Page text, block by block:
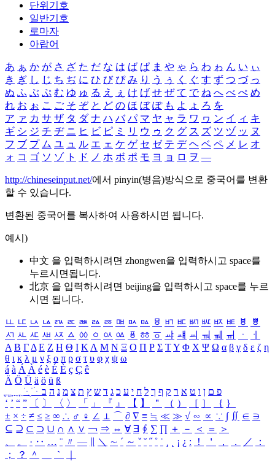
단위기호
일반기호
로마자
아랍어
あ ぁ か が さ ざ た だ な は ば ぱ ま や ゃ ら わ ゎ ん い ぃ
き ぎ し じ ち ぢ に ひ び ぴ み り う ぅ く ぐ す ず つ づ っ
ぬ ふ ぶ ぷ む ゆ ゅ る え ぇ け げ せ ぜ て で ね へ べ ぺ め
れ お ぉ こ ご そ ぞ と ど の ほ ぼ ぽ も よ ょ ろ を
ア ァ カ サ ザ タ ダ ナ ハ バ パ マ ヤ ャ ラ ワ ヮ ン イ ィ キ
ギ シ ジ チ ヂ ニ ヒ ビ ピ ミ リ ウ ゥ ク グ ス ズ ツ ヅ ッ ヌ
フ ブ プ ム ユ ュ ル エ ェ ケ ゲ セ ゼ テ デ ヘ ベ ペ メ レ オ
ォ コ ゴ ソ ゾ ト ド ノ ホ ボ ポ モ ヨ ョ ロ ヲ ―
http://chineseinput.net/에서 pinyin(병음)방식으로 중국어를 변환
할 수 있습니다.
변환된 중국어를 복사하여 사용하시면 됩니다.
예시)
中文 을 입력하시려면 zhongwen을 입력하시고 space를
누르시면됩니다.
北京 을 입력하시려면 beijing을 입력하시고 space를 누르
시면 됩니다.
ㅥ ㅦ ㅧ ㅨ ㅩ ㅪ ㅫ ㅬ ㅭ ㅮ ㅯ ㅰ ㅱ ㅲ ㅳ ㅴ ㅵ ㅶ ㅷ ㅸ
ㅹ
ㅺ ㅻ ㅼ ㅽ ㅾ ㅿ ㆀ ㆁ ㆂ ㆃ ㆄ ㆅ ㆆ ㆇ ㆈ ㆉ ㆊ ㆋ ㆌ ㆍ
ㆎ
Α Β ΓΔ Ε Ζ Η Θ Ι ΚΛ Μ Ν Ξ Ο Π Ρ Σ ΤΥ Φ Χ Ψ Ω α β γ δ ε ζ η
θ ι κ λ μ ν ξ ο π ρ σ τ υ φ χ ψ ω
á à Á À é è É È ç Ç ê
Ä Ö Ü ä ö ü ß
ִֶֹ ֻּ ׁׂ פ ם ן ו ט א ר ק ף ך ל ח י ע כ ג ד ש ץ ת צ מ נ ה ב
‘ ’ “ ” 〔 〕 〈 〉 「 」 『 』 【 】 ＂ （ ） ［ ］ ｛ ｝
± × ÷ ≠ ≤ ≥ ∞ ∴ ♂ ♀ ∠ ⊥ ⌒ ∂ ∇ ≡ ≒ ≪ ≫ √ ∽ ∝ ∵ ∫ ∬ ∈ ∋
⊆ ⊇ ⊂ ⊃ ∪ ∩ ∧ ∨ ￢ ⇒ ⇔ ∀ ∃ ∮ ∑ ∏ ＋ － ＜ ＝
＞
、
。 · ‥ … ¨ 〃 ― ＼ ∼ ´ ～ ˇ ˘ ˝ ˚ ˙ ¸ ¡ ¿ ː ！ ＇ ， ． ／
：
；
？ ＾ ｀